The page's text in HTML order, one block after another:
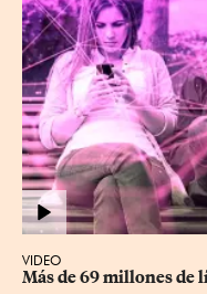
VIDEO
Más de 69 millones de